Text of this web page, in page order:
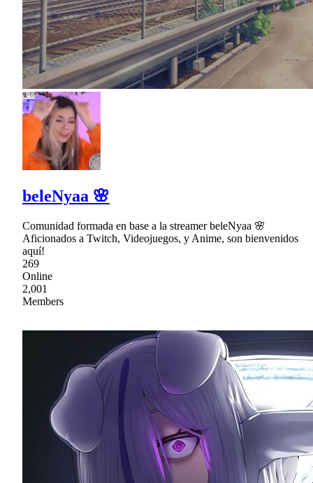
beleNyaa 🌸
Comunidad formada en base a la streamer beleNyaa 🌸
Aficionados a Twitch, Videojuegos, y Anime, son bienvenidos
aquí!
269
Online
2,001
Members